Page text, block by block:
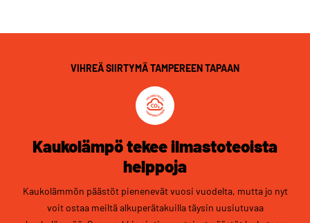
VIHREÄ SIIRTYMÄ TAMPEREEN TAPAAN
Kaukolämpö tekee ilmastoteoista
helppoja
Kaukolämmön päästöt pienenevät vuosi vuodelta, mutta jo nyt
voit ostaa meiltä alkuperätakuilla täysin uusiutuvaa